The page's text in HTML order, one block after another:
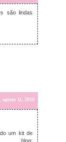
08, 2018
são lindas
agosto 11, 2018
um kit de
blog: